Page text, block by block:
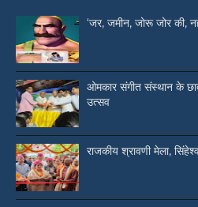
‘जर, जमीन, जोरू जोर की,
ओमकार संगीत संस्थान के
उत्सव
राजकीय श्रावणी मेला,